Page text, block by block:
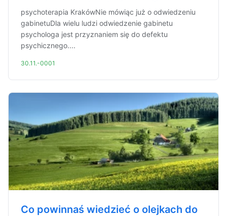
psychoterapia KrakówNie mówiąc już o odwiedzeniu
gabinetuDla wielu ludzi odwiedzenie gabinetu
psychologa jest przyznaniem się do defektu
psychicznego....
30.11.-0001
Co powinnaś wiedzieć o olejkach do